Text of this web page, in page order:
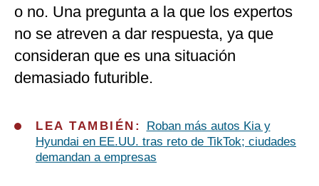
o no. Una pregunta a la que los expertos
no se atreven a dar respuesta, ya que
consideran que es una situación
demasiado futurible.
LEA TAMBIÉN:
Roban más autos Kia y
Hyundai en EE.UU. tras reto de TikTok; ciudades
demandan a empresas